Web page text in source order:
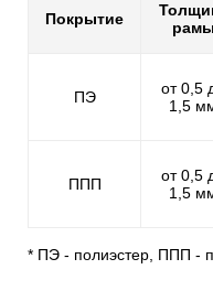
Покрытие
рамы
ПЭ
от 0,5
1,5
ППП
от 0,5
1,5
* ПЭ - полиэстер, ППП -